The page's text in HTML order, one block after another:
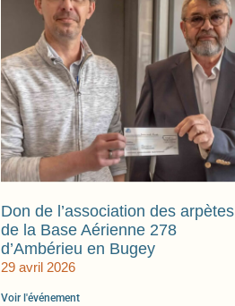
Don de l’association des arpètes
de la Base Aérienne 278
d’Ambérieu en Bugey
29 avril 2026
Voir l'événement